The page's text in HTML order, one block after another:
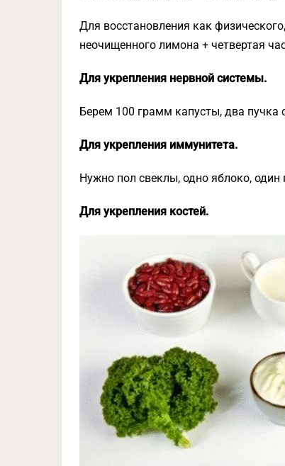
Для восстановления как
неочищенного лимона + четвертая
Для укрепления нервной системы.
Берем 100 грамм капусты, два пучка
Для укрепления иммунитета.
Нужно пол свеклы, одно яблоко, один
Для укрепления костей.